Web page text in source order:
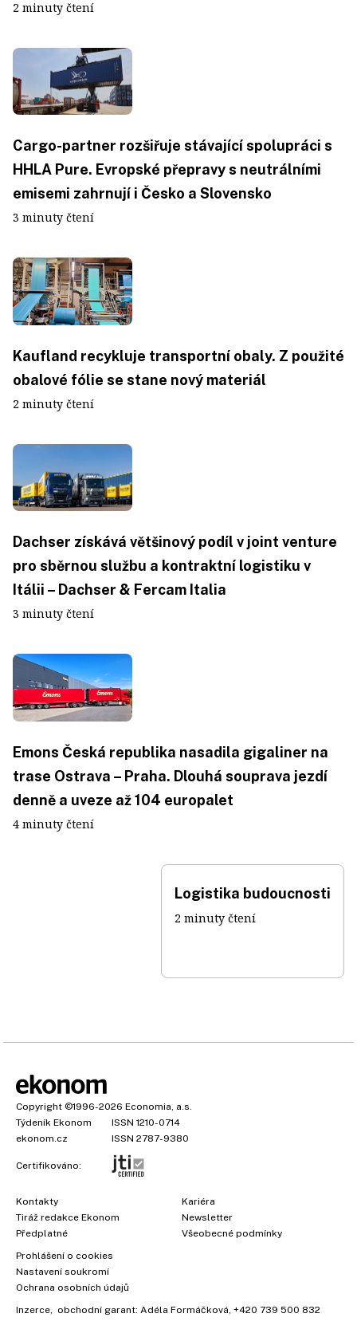
2 minuty čtení
Cargo-partner rozšiřuje stávající spolupráci s
HHLA Pure. Evropské přepravy s neutrálními
emisemi zahrnují i Česko a Slovensko
3 minuty čtení
Kaufland recykluje transportní obaly. Z použité
obalové fólie se stane nový materiál
2 minuty čtení
Dachser získává většinový podíl v joint venture
pro sběrnou službu a kontraktní logistiku v
Itálii – Dachser & Fercam Italia
3 minuty čtení
Emons Česká republika nasadila gigaliner na
trase Ostrava – Praha. Dlouhá souprava jezdí
denně a uveze až 104 europalet
4 minuty čtení
Logistika budoucnosti
2 minuty čtení
Copyright ©1996-2026 Economia, a.s.
Týdeník Ekonom
ISSN 1210-0714
ekonom.cz
ISSN 2787-9380
Certifikováno:
Kontakty
Tiráž redakce Ekonom
Předplatné
Kariéra
Newsletter
Všeobecné podmínky
Prohlášení o cookies
Nastavení soukromí
Ochrana osobních údajů
Inzerce, obchodní garant: Adéla Formáčková, +420 739 500 832